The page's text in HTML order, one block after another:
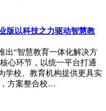
统支持多设备协同作业，可
形物件抓取与表面缺陷检
。
图片即可建立缺陷识别模
马技术亚太区业务总监
应用于客户解决方案，更
版以科技之力驱动智慧教
出“智慧教育一体化解决方
心环节，以统一平台打通
学校、教育机构提供更具实
方案整合校…